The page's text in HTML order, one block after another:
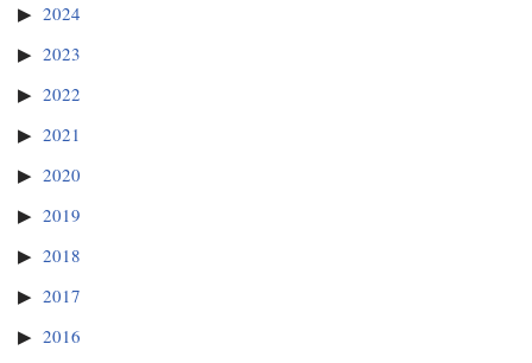
2024
2023
2022
2021
2020
2019
2018
2017
2016